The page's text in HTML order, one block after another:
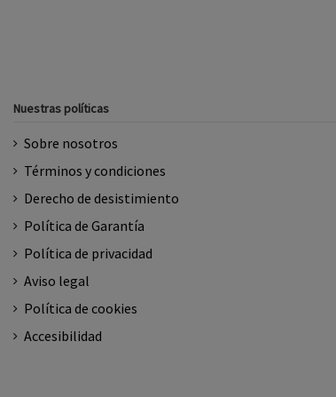
Nuestras políticas
Sobre nosotros
Términos y condiciones
Derecho de desistimiento
Política de Garantía
Política de privacidad
Aviso legal
Política de cookies
Accesibilidad